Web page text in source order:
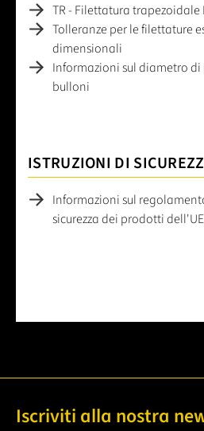
TR - Filettatura trapezoidale
Tolleranze per le filettature
dimensionali
Informazioni sul diametro
bulloni
ISTRUZIONI DI
Informazioni sul
sicurezza dei prodotti dell'UE
Iscriviti alla nostra